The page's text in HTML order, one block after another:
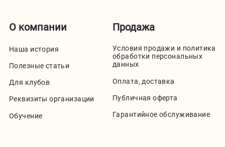
О компании
Наша история
Полезные статьи
Для клубов
Реквизиты организации
Обучение
Продажа
Условия продажи и политика
обработки персональных
данных
Оплата, доставка
Публичная оферта
Гарантийное обслуживание